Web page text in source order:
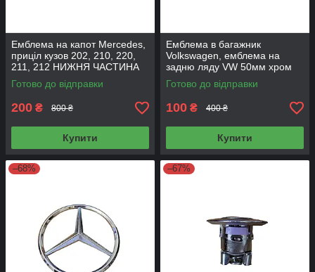
Емблема на капот Mercedes,
приціл кузов 202, 210, 220,
211, 212 НИЖНЯ ЧАСТИНА
(Эмблема мерс 210 НИЖНЯ
Ч)
Готово до відправки
200 ₴ 800 ₴
Купити
Емблема в багажник
Volkswagen, емблема на
задню ляду VW 50мм хром
УЦІНКА!
Готово до відправки
100 ₴ 400 ₴
Купити
–68% –67%